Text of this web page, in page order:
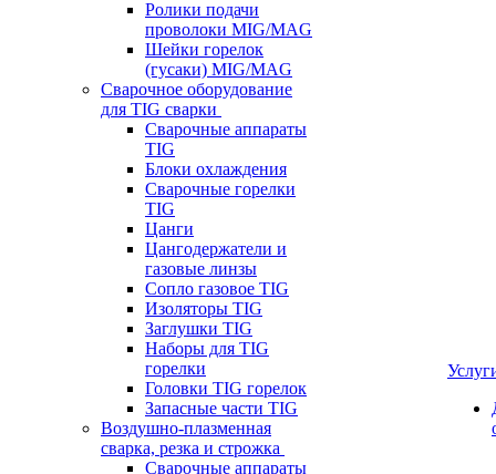
Ролики подачи
проволоки MIG/MAG
Шейки горелок
(гусаки) MIG/MAG
Сварочное оборудование
для TIG сварки
Сварочные аппараты
TIG
Блоки охлаждения
Сварочные горелки
TIG
Цанги
Цангодержатели и
газовые линзы
Сопло газовое TIG
Изоляторы TIG
Заглушки TIG
Наборы для TIG
горелки
Головки TIG горелок
Запасные части TIG
Воздушно-плазменная
сварка, резка и строжка
Сварочные аппараты